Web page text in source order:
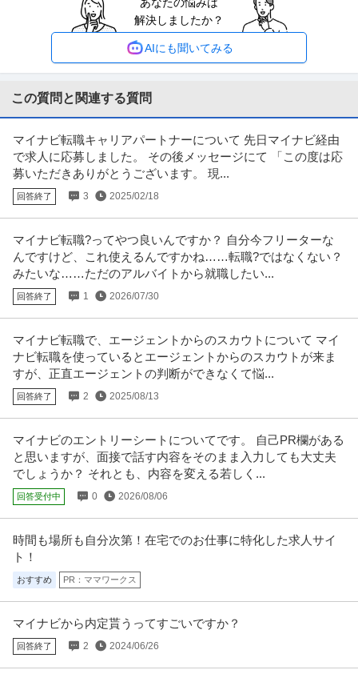
経理事務スタッフ／経理経験必須／土日祝休み／年間休日125日／
残業ほぼなし
有限会社石田電機
学歴不問
月給25万円〜35万円
年以上の電気設備工事会社で…続きを見る
経理（財務会計） ／ 経理／土日祝休み／服装自由／賞与4か月分
／平均年齢30代／残業月10時間
株式会社林電子
正社員 交通費支給 昇給あり 在宅ワーク
年収300万円〜500万円
【職種】管理＞経理（財務会計） 【業種】IT・インターネット＞ソフトウエ
ア ※会員属性などに応じ、
…続きを見る
提供：ビズリーチ
中野／現場品質検査（アパート）シニア活躍中／残業10h程度／
土日祝／”ホワイト企業”認定企業
株式会社レオパレス21
年収579万円〜1,002万円
株式会社レオパレス21 【中野】現場品質検査（アパート）◆シニア活躍中｜
残業10h程度｜土日祝｜” …続きを見る
株式会社ダイケンホールディングス
正社員 土日休み U・IターンOK 職場内禁煙
【職種】管理＞総務 【業種】不動産＞不動産管理 ※会員属性などに応じ、当
該求人をビズリーチ上で閲覧…続きを見る
提供：ビズリーチ
社会福祉士 資格必須／医療ソーシャルワーカー／土日祝休み／M
SW／病院
医療法人社団真清の会/南多摩クリニック
正社員 交通費支給 昇給あり
＜土曜日・日曜日・祝日休み＞整形外科・内科・訪問診療クリニックにて訪
問診療相談員のお仕事です＠町田…続きを見る
あなたの悩みは
解決しましたか？
AIにも聞いてみる
この質問と関連する質問
マイナビ転職キャリアパートナーについて 先日マイナビ経由
で求人に応募しました。 その後メッセージにて 「この度は応
募いただきありがとうございます。 現...
回答終了 3 2025/02/18
マイナビ転職?ってやつ良いんですか？ 自分今フリーターな
んですけど、これ使えるんですかね……転職?ではなくない？
みたいな……ただのアルバイトから就職したい...
回答終了 1 2026/07/30
マイナビ転職で、エージェントからのスカウトについて マイ
ナビ転職を使っているとエージェントからのスカウトが来ま
すが、正直エージェントの判断ができなくて悩...
回答終了 2 2025/08/13
マイナビのエントリーシートについてです。 自己PR欄がある
と思いますが、面接で話す内容をそのまま入力しても大丈夫
でしょうか？ それとも、内容を変える若しく...
回答受付中 0 2026/08/06
時間も場所も自分次第！在宅でのお仕事に特化した求人サイ
ト！
おすすめ PR：ママワークス
マイナビから内定貰うってすごいですか？
回答終了 2 2024/06/26